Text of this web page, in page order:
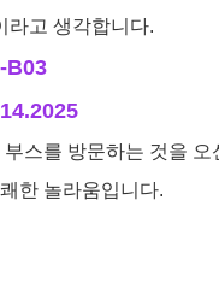
라고 생각합니다.
B03
스를 방문하는 것을 오
한 놀라움입니다.